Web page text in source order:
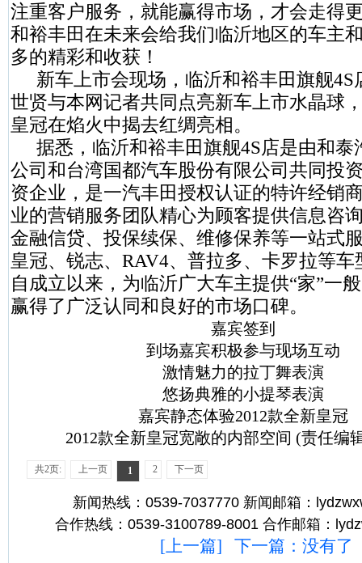
注重客户服务，就能赢得市场，才会走得
和裕丰田在未来会给我们临沂地区的车主
多的精彩和收获！
新车上市会现场，临沂和裕丰田旗舰4S
世贤与本网记者共同点亮新车上市水晶球
皇冠在焰火中揭去红绸亮相。
据悉，临沂和裕丰田旗舰4S店是由和泰
公司和台湾国都汽车股份有限公司共同投
资企业，是一汽丰田授权认证的特许经销
业的营销服务团队精心为顾客提供信息咨
金融信贷、投保续保、维修保养等一站式
皇冠、锐志、RAV4、普拉多、卡罗拉等车
自成立以来，为临沂广大车主提供“家”一
赢得了广泛认同和良好的市场口碑。
嘉宾签到
到场嘉宾积极参与现场互动
激情魅力的拉丁舞表演
悠扬典雅的小提琴表演
嘉宾静态体验2012款全新皇冠
2012款全新皇冠宽敞的内部空间 (责任编
共2页: 上一页 1 2 下一页
新闻热线：0539-7037770 新闻邮箱：
合作热线：0539-3100789-8001 合作邮箱：
[上一篇] 下一篇：没有了